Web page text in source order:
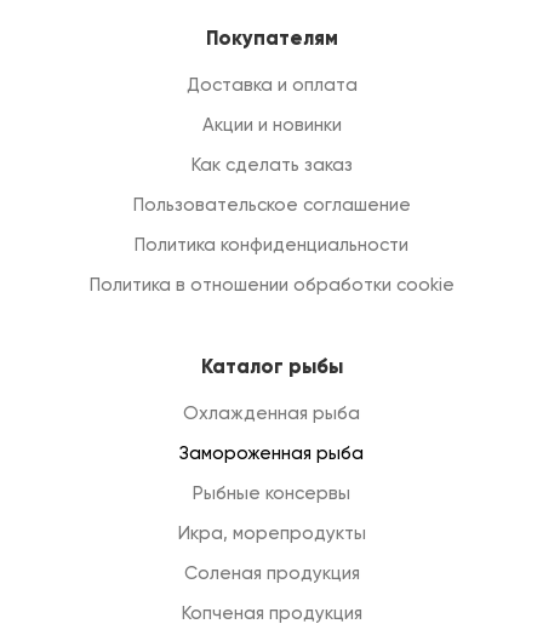
Покупателям
Доставка и оплата
Акции и новинки
Как сделать заказ
Пользовательское соглашение
Политика конфиденциальности
Политика в отношении обработки cookie
Каталог рыбы
Охлажденная рыба
Замороженная рыба
Рыбные консервы
Икра, морепродукты
Соленая продукция
Копченая продукция